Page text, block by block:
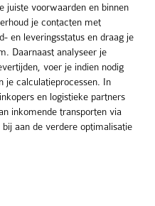
juiste voorwaarden en binnen
je contacten met
en leveringsstatus en draag je
Daarnaast analyseer je
voer je indien nodig
je calculatieprocessen. In
en logistieke partners
inkomende transporten via
aan de verdere optimalisatie